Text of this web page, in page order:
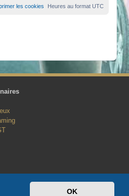
OK
Heures au format UTC
les cookies